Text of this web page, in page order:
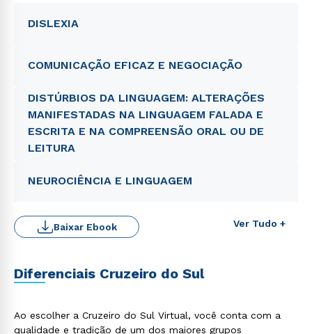
DISLEXIA
COMUNICAÇÃO EFICAZ E NEGOCIAÇÃO
DISTÚRBIOS DA LINGUAGEM: ALTERAÇÕES
MANIFESTADAS NA LINGUAGEM FALADA E
ESCRITA E NA COMPREENSÃO ORAL OU DE
LEITURA
NEUROCIÊNCIA E LINGUAGEM
Ver Tudo +
Baixar Ebook
Diferenciais Cruzeiro do Sul
Ao escolher a Cruzeiro do Sul Virtual, você conta com a
qualidade e tradição de um dos maiores grupos